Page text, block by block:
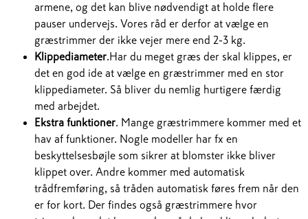
armene, og det kan blive nødvendigt at holde flere
pauser undervejs. Vores råd er derfor at vælge en
græstrimmer der ikke vejer mere end 2-3 kg.
Klippediameter .Har du meget græs der skal klippes, er
det en god ide at vælge en græstrimmer med en stor
klippediameter. Så bliver du nemlig hurtigere færdig
med arbejdet.
Ekstra funktioner . Mange græstrimmere kommer med et
hav af funktioner. Nogle modeller har fx en
beskyttelsesbøjle som sikrer at blomster ikke bliver
klippet over. Andre kommer med automatisk
trådfremføring, så tråden automatisk føres frem når den
er for kort. Der findes også græstrimmere hvor